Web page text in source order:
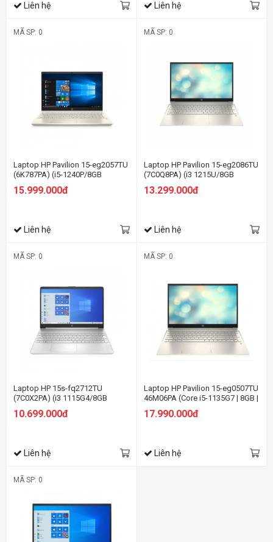
Liên hệ Liên hệ
MÃ SP: 0
Laptop HP Pavilion 15-eg2057TU
(6K787PA) (i5-1240P/8GB
FHD/Win11/Bạc)
15.999.000đ
Liên hệ
MÃ SP: 0
Laptop HP Pavilion 15-eg2086TU
(7C0Q8PA) (i3 1215U/8GB
FHD/Win11/Vàng)
13.299.000đ
Liên hệ
MÃ SP: 0
Laptop HP 15s-fq2712TU
(7C0X2PA) (i3 1115G4/8GB
RAM/256GB SSD/15.6
HD/Win11/Bạc)
10.699.000đ
Liên hệ
MÃ SP: 0
Laptop HP Pavilion 15-eg0507TU
46M06PA (Core i5-1135G7 | 8GB |
256GB | Intel Iris Xe | 15.6 inch
FHD | Win 10 | Vàng)
17.990.000đ
Liên hệ
MÃ SP: 0